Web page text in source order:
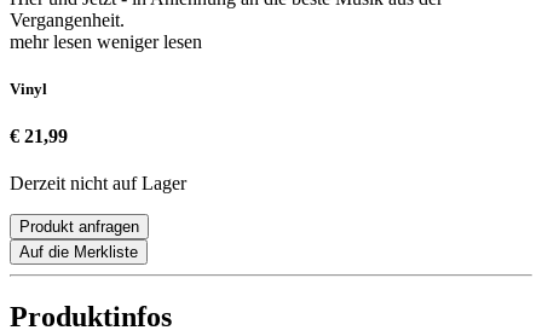
Vergangenheit.
mehr lesen weniger lesen
Vinyl
€ 21,99
Derzeit nicht auf Lager
Produkt anfragen
Auf die Merkliste
Produktinfos